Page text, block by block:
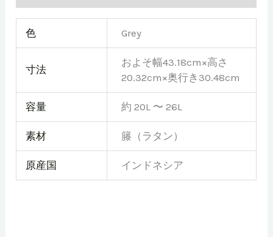
色 Grey
寸法
およそ幅43.18cm×高さ
20.32cm×奥行き30.48cm
容量 約 20L 〜 26L
素材 籐（ラタン）
原産国 インドネシア